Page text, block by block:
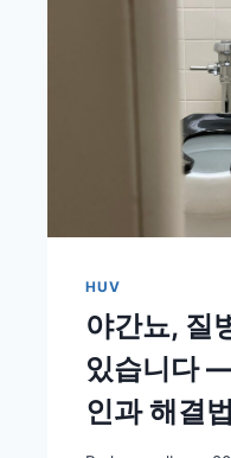
HUV
야간뇨, 질
있습니다
인과 해결법